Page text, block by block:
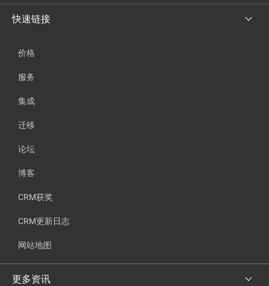
快速链接
价格
服务
集成
迁移
论坛
博客
CRM获奖
CRM更新日志
网站地图
更多资讯